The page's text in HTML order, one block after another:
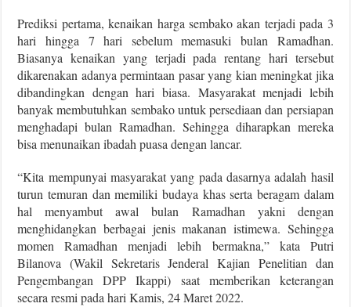
Prediksi pertama, kenaikan harga sembako akan terjadi pada 3
hari hingga 7 hari sebelum memasuki bulan Ramadhan.
Biasanya kenaikan yang terjadi pada rentang hari tersebut
dikarenakan adanya permintaan pasar yang kian meningkat jika
dibandingkan dengan hari biasa. Masyarakat menjadi lebih
banyak membutuhkan sembako untuk persediaan dan persiapan
menghadapi bulan Ramadhan. Sehingga diharapkan mereka
bisa menunaikan ibadah puasa dengan lancar.
“Kita mempunyai masyarakat yang pada dasarnya adalah hasil
turun temuran dan memiliki budaya khas serta beragam dalam
hal menyambut awal bulan Ramadhan yakni dengan
menghidangkan berbagai jenis makanan istimewa. Sehingga
momen Ramadhan menjadi lebih bermakna,” kata Putri
Bilanova (Wakil Sekretaris Jenderal Kajian Penelitian dan
Pengembangan DPP Ikappi) saat memberikan keterangan
secara resmi pada hari Kamis, 24 Maret 2022.